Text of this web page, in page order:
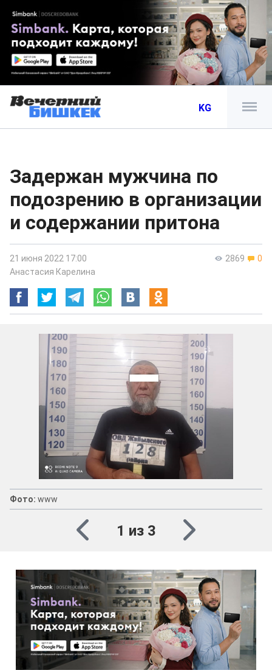
KG
Задержан мужчина по
подозрению в организации
и содержании притона
2869 0
21 июня 2022 17:00
Анастасия Карелина
Фото: www
1 из 3